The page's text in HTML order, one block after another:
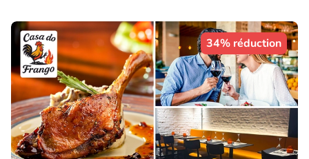
34% réduction